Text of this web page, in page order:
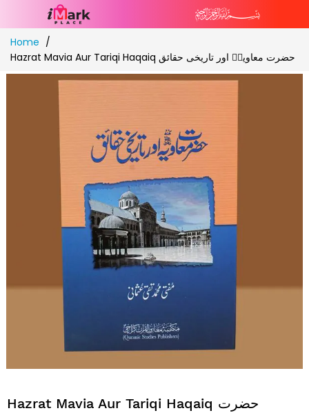
Skip
to
Content
Home
Hazrat Mavia Aur Tariqi Haqaiq حضرت معاویہؓ اور تاریخی حقائق
Hazrat Mavia Aur Tariqi Haqaiq حضرت